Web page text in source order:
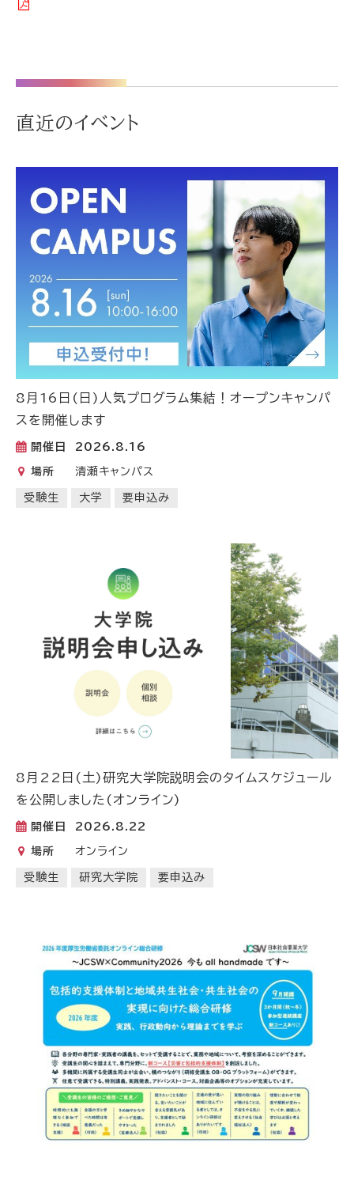
直近のイベント
8月16日(日)人気プログラム集結！オープンキャンパ
スを開催します
開催日 2026.8.16
場所 清瀬キャンパス
受験生 大学 要申込み
8月22日(土)研究大学院説明会のタイムスケジュール
を公開しました(オンライン)
開催日 2026.8.22
場所 オンライン
受験生 研究大学院 要申込み